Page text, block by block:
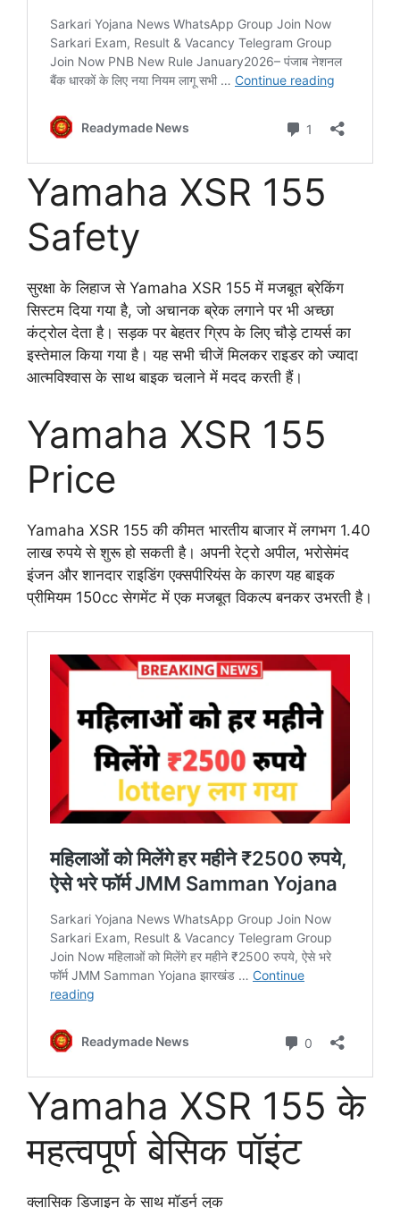
Yamaha XSR 155
Safety
सुरक्षा के लिहाज से Yamaha XSR 155 में मजबूत ब्रेकिंग
सिस्टम दिया गया है, जो अचानक ब्रेक लगाने पर भी अच्छा
कंट्रोल देता है। सड़क पर बेहतर ग्रिप के लिए चौड़े टायर्स का
इस्तेमाल किया गया है। यह सभी चीजें मिलकर राइडर को ज्यादा
आत्मविश्वास के साथ बाइक चलाने में मदद करती हैं।
Yamaha XSR 155
Price
Yamaha XSR 155 की कीमत भारतीय बाजार में लगभग 1.40
लाख रुपये से शुरू हो सकती है। अपनी रेट्रो अपील, भरोसेमंद
इंजन और शानदार राइडिंग एक्सपीरियंस के कारण यह बाइक
प्रीमियम 150cc सेगमेंट में एक मजबूत विकल्प बनकर उभरती है।
Yamaha XSR 155 के
महत्वपूर्ण बेसिक पॉइंट
क्लासिक डिजाइन के साथ मॉडर्न लुक